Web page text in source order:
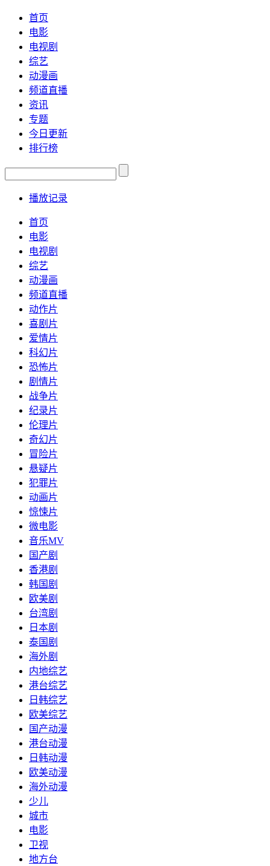
首页
电影
电视剧
综艺
动漫画
频道直播
资讯
专题
今日更新
排行榜
播放记录
首页
电影
电视剧
综艺
动漫画
频道直播
动作片
喜剧片
爱情片
科幻片
恐怖片
剧情片
战争片
纪录片
伦理片
奇幻片
冒险片
悬疑片
犯罪片
动画片
惊悚片
微电影
音乐MV
国产剧
香港剧
韩国剧
欧美剧
台湾剧
日本剧
泰国剧
海外剧
内地综艺
港台综艺
日韩综艺
欧美综艺
国产动漫
港台动漫
日韩动漫
欧美动漫
海外动漫
少儿
城市
电影
卫视
地方台